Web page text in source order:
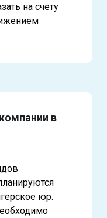
на счету
в
юр.